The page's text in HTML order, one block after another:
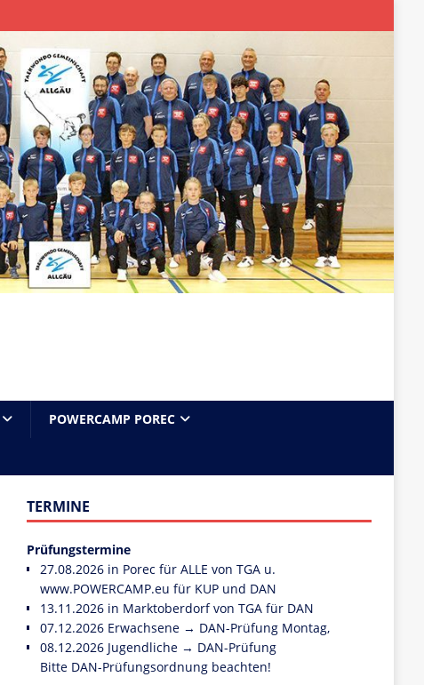
POWERCAMP POREC
TERMINE
Prüfungstermine
27.08.2026 in Porec für ALLE von TGA u.
www.POWERCAMP.eu für KUP und DAN
13.11.2026 in Marktoberdorf von TGA für DAN
07.12.2026 Erwachsene → DAN-Prüfung Montag,
08.12.2026 Jugendliche → DAN-Prüfung
Bitte DAN-Prüfungsordnung beachten!